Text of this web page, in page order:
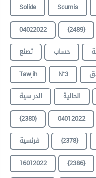
Solide
Soumis
04022022
{2489}
تصنع
حساب
Tawjih
N°3
الدراسية
الحالية
{2380}
04012022
فرنسية
{2378}
16012022
{2386}